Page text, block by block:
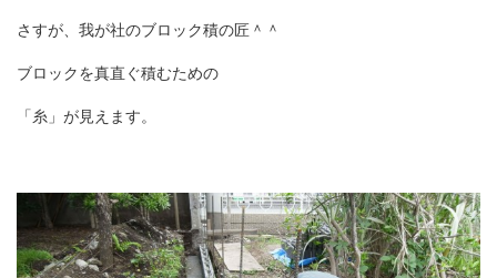
さすが、我が社のブロック積の匠＾＾
ブロックを真直ぐ積むための
「糸」が見えます。